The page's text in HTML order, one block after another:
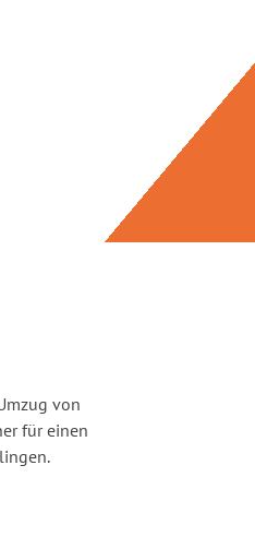
von
für einen